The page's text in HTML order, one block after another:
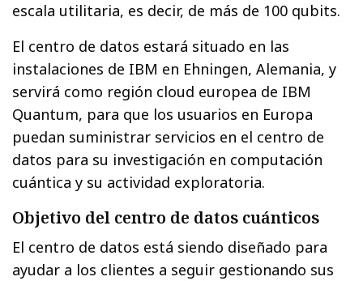
escala utilitaria, es decir, de más de 100 qubits.
El centro de datos estará situado en las
instalaciones de IBM en Ehningen, Alemania, y
servirá como región cloud europea de IBM
Quantum, para que los usuarios en Europa
puedan suministrar servicios en el centro de
datos para su investigación en computación
cuántica y su actividad exploratoria.
Objetivo del centro de datos cuánticos
El centro de datos está siendo diseñado para
ayudar a los clientes a seguir gestionando sus